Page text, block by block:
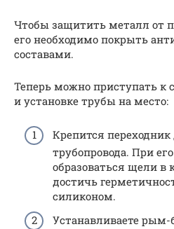
Чтобы защитить металл от
его необходимо покрыть
составами.
Теперь можно приступать к
и установке трубы на место:
Крепится
трубопровода. При
образоваться щели
достичь
силиконом.
Устанавливаете